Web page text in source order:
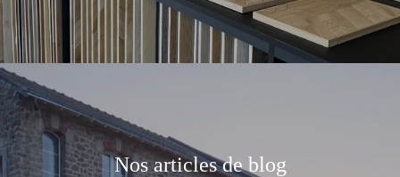
Nos articles de blog